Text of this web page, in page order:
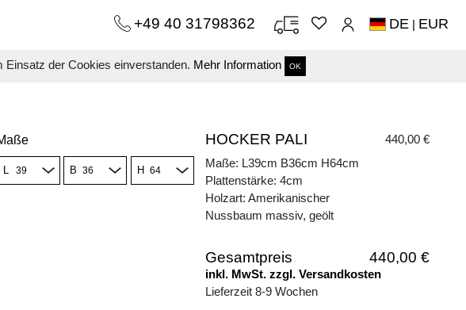
der Cookies einverstanden. Mehr Information OK
+49 40 31798362 DE | EUR
L B H
HOCKER PALI
440,00 €
Maße: L39cm B36cm H64cm
Plattenstärke: 4cm
Holzart: Amerikanischer
Nussbaum massiv, geölt
Gesamtpreis 440,00 €
inkl. MwSt. zzgl. Versandkosten
Lieferzeit 8-9 Wochen